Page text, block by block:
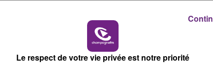
14h00 - 15h00
LA RADIO POP
Le respect de votre vie privée est notre priorité